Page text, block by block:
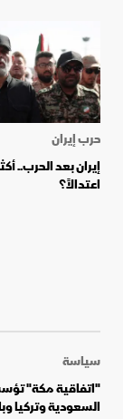
حرب إيران
إيران بعد الحرب..
اعتدالاً؟
سياسة
"اتفاقية مكة"
السعودية وتركيا